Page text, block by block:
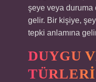
şeye veya duruma
gelir. Bir kişiye,
tepki anlamına
DUYGU